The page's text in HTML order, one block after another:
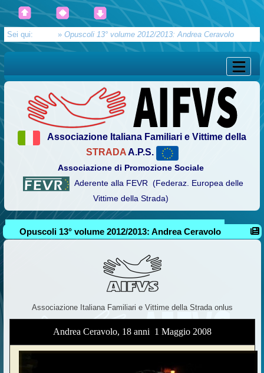
Sei qui: » Opuscoli 13° volume 2012/2013: Andrea Ceravolo
Associazione Italiana Familiari e Vittime della
STRADAA.P.S.
Associazione di Promozione Sociale
Aderente alla FEVR (Federaz. Europea delle
Vittime della Strada)
Opuscoli 13° volume 2012/2013: Andrea Ceravolo
Associazione Italiana Familiari e Vittime della Strada onlus
Andrea Ceravolo, 18 anni  1 Maggio 2008